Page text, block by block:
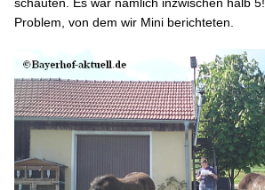
schauten. Es war nämlich inzwischen halb 5!
Problem, von dem wir Mini berichteten.